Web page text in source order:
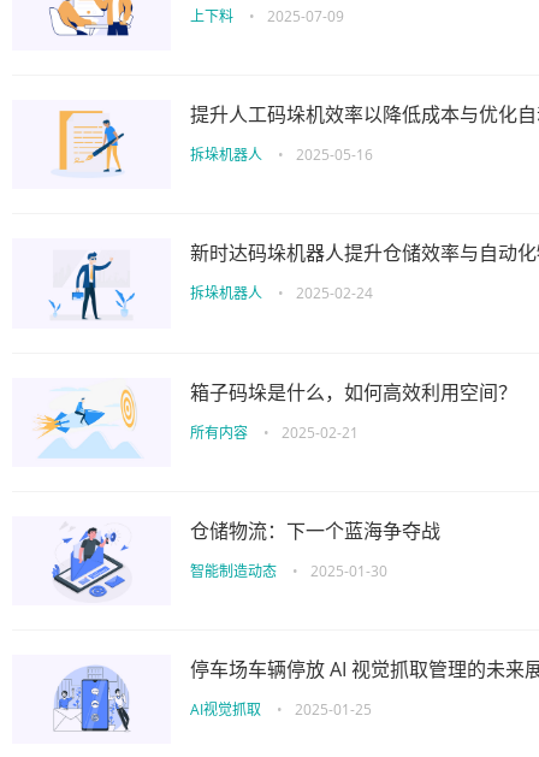
上下料 • 2025-07-09
提升人工码垛机效率以降低成本与优化
拆垛机器人 • 2025-05-16
新时达码垛机器人提升仓储效率与自动
拆垛机器人 • 2025-02-24
箱子码垛是什么，如何高效利用空间？
所有内容 • 2025-02-21
仓储物流：下一个蓝海争夺战
智能制造动态 • 2025-01-30
停车场车辆停放 AI 视觉抓取管理的未来
AI视觉抓取 • 2025-01-25